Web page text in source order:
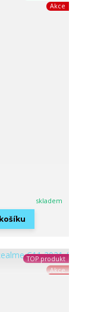
Akce
skladem
TOP produkt
Akce